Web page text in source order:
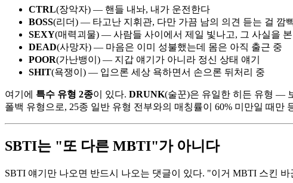
CTRL(장악자) — 핸들 내놔, 내가 운전한다
BOSS(리더) — 타고난 지휘관, 다만 가끔 남의 의견 듣는 걸 깜
SEXY(매력괴물) — 사람들 사이에서 제일 빛나고, 그 사실을
DEAD(사망자) — 마음은 이미 성불했는데 몸은 아직 출근 중
POOR(가난뱅이) — 지갑 얘기가 아니라 정신 상태 얘기
SHIT(욕쟁이) — 입으론 세상 욕하면서 손으론 뒤처리 중
여기에 특수 유형 2종이 있다. DRUNK(술꾼)은 유일한 히든 유형 —
폴백 유형으로, 25종 일반 유형 전부와의 매칭률이 60% 미만일 때
SBTI는 "또 다른 MBTI"가 아니다
SBTI 얘기만 나오면 반드시 나오는 댓글이 있다. "이거 MBTI 스킨